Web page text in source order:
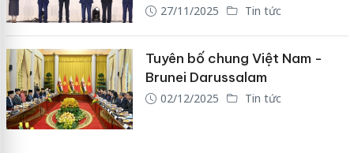
27/11/2025 Tin tức
Tuyên bố chung Việt Nam -
Brunei Darussalam
02/12/2025 Tin tức